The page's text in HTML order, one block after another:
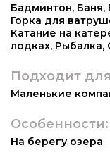
Бадминтон, Баня,
Горка для
Катание на
лодках, Рыбалка,
Подходит
Маленькие
Особенности:
На берегу озера